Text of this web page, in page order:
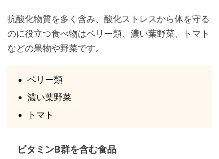
抗酸化物質を多く含み、酸化ストレスから体を守る
のに役立つ食べ物はベリー類、濃い葉野菜、トマト
などの果物や野菜です。
ベリー類
濃い葉野菜
トマト
ビタミンB群を含む食品